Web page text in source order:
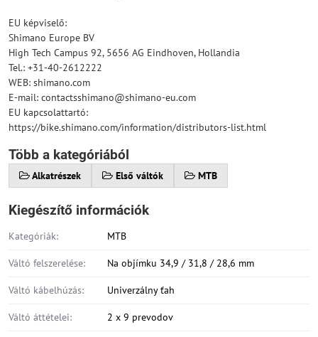
EU képviselő:
Shimano Europe BV
High Tech Campus 92, 5656 AG Eindhoven, Hollandia
Tel.: +31-40-2612222
WEB: shimano.com
E-mail: contactsshimano@shimano-eu.com
EU kapcsolattartó:
https://bike.shimano.com/information/distributors-list.html
Több a kategóriából
Alkatrészek Első váltók MTB
Kiegészítő információk
Kategóriák: MTB
Váltó felszerelése: Na objímku 34,9 / 31,8 / 28,6 mm
Váltó kábelhúzás: Univerzálny ťah
Váltó áttételei: 2 x 9 prevodov